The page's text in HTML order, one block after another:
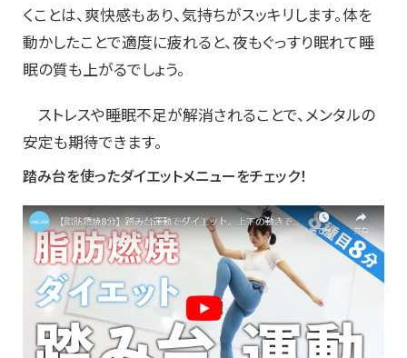
くことは、爽快感もあり、気持ちがスッキリします。体を
動かしたことで適度に疲れると、夜もぐっすり眠れて睡
眠の質も上がるでしょう。
ストレスや睡眠不足が解消されることで、メンタルの
安定も期待できます。
踏み台を使ったダイエットメニューをチェック！